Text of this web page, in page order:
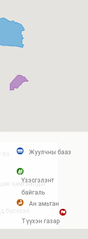
Жуулчны бааз
Үзэсгэлэнт
байгаль
Ан амьтан
Түүхэн газар
хамгаалдаг
бүсчлэл